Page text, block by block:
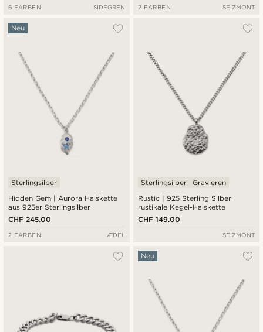
6 FARBEN SIDEGREN 2 FARBEN SEIZMONT
Hidden Gem | Aurora Halskette
aus 925er Sterlingsilber
Neu
Sterlingsilber
CHF 245.00
2 FARBEN ÆDEL
Rustic | 925 Sterling Silber
rustikale Kegel-Halskette
Sterlingsilber Gravieren
CHF 149.00
SEIZMONT
Neu